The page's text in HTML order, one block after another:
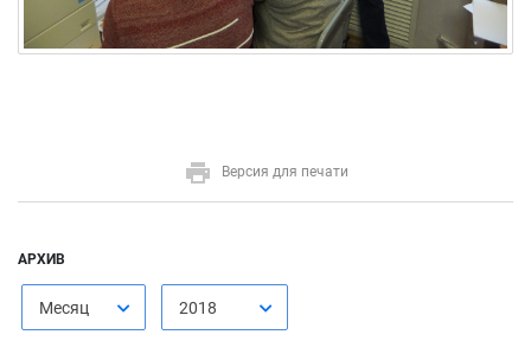
Версия для печати
АРХИВ
Месяц 2018